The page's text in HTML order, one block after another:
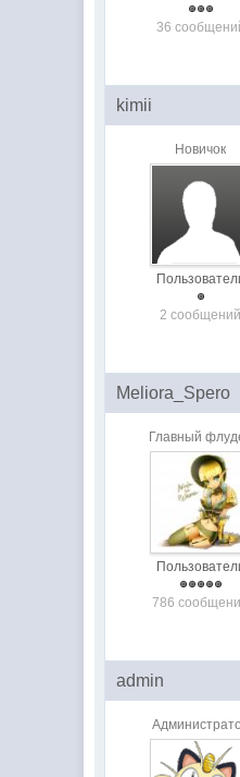
36
kimii
Новичок
2 сообщений
Meliora_Spero
Главный
786
admin